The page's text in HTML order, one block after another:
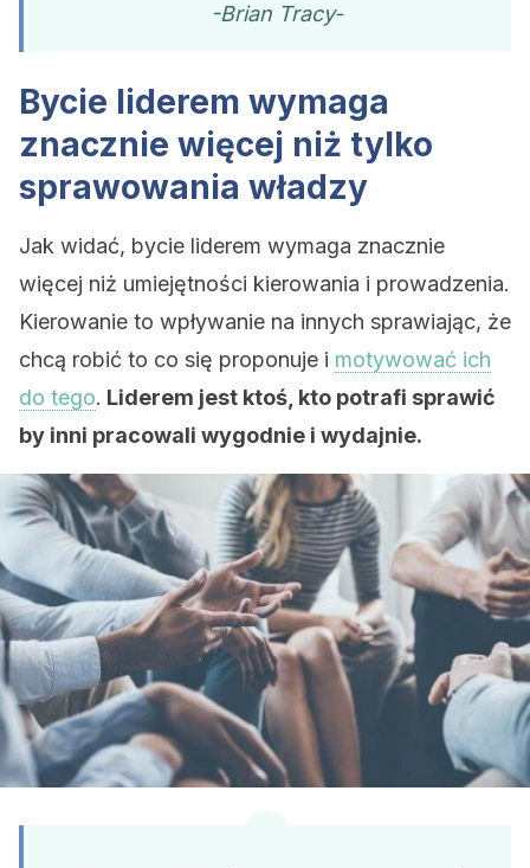
-Brian Tracy-
Bycie liderem wymaga
znacznie więcej niż tylko
sprawowania władzy
Jak widać, bycie liderem wymaga znacznie
więcej niż umiejętności kierowania i prowadzenia.
Kierowanie to wpływanie na innych sprawiając, że
chcą robić to co się proponuje i motywować ich
do tego. Liderem jest ktoś, kto potrafi sprawić
by inni pracowali wygodnie i wydajnie.